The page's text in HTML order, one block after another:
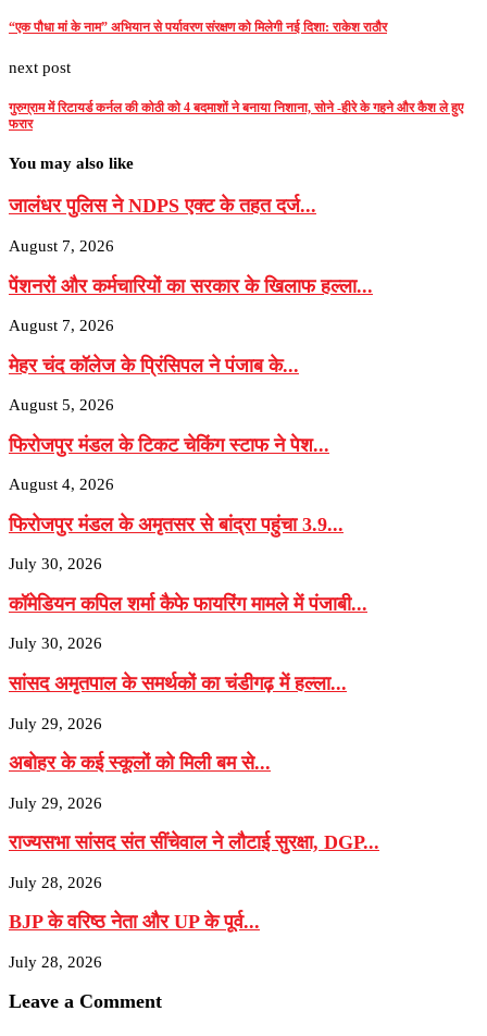
“एक पौधा मां के नाम” अभियान से पर्यावरण संरक्षण को मिलेगी नई दिशा: राकेश राठौर
next post
गुरुग्राम में रिटायर्ड कर्नल की कोठी को 4 बदमाशों ने बनाया निशाना, सोने -हीरे के गहने और कैश ले हुए
फरार
You may also like
जालंधर पुलिस ने NDPS एक्ट के तहत दर्ज...
August 7, 2026
पेंशनरों और कर्मचारियों का सरकार के खिलाफ हल्ला...
August 7, 2026
मेहर चंद कॉलेज के प्रिंसिपल ने पंजाब के...
August 5, 2026
फिरोजपुर मंडल के टिकट चेकिंग स्टाफ ने पेश...
August 4, 2026
फिरोजपुर मंडल के अमृतसर से बांद्रा पहुंचा 3.9...
July 30, 2026
कॉमेडियन कपिल शर्मा कैफे फायरिंग मामले में पंजाबी...
July 30, 2026
सांसद अमृतपाल के समर्थकों का चंडीगढ़ में हल्ला...
July 29, 2026
अबोहर के कई स्कूलों को मिली बम से...
July 29, 2026
राज्यसभा सांसद संत सींचेवाल ने लौटाई सुरक्षा, DGP...
July 28, 2026
BJP के वरिष्‍ठ नेता और UP के पूर्व...
July 28, 2026
Leave a Comment